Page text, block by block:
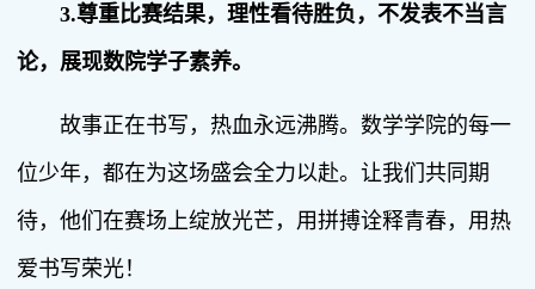
3.尊重比赛结果，理性看待胜负，不发表不当言
论，展现数院学子素养。
故事正在书写，热血永远沸腾。数学学院的每一
位少年，都在为这场盛会全力以赴。让我们共同期
待，他们在赛场上绽放光芒，用拼搏诠释青春，用热
爱书写荣光！